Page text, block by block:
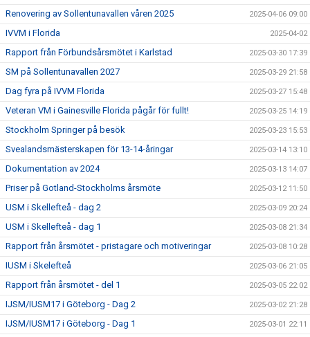
Renovering av Sollentunavallen våren 2025 2025-04-06 09:00
IVVM i Florida 2025-04-02
Rapport från Förbundsårsmötet i Karlstad 2025-03-30 17:39
SM på Sollentunavallen 2027 2025-03-29 21:58
Dag fyra på IVVM Florida 2025-03-27 15:48
Veteran VM i Gainesville Florida pågår för fullt! 2025-03-25 14:19
Stockholm Springer på besök 2025-03-23 15:53
Svealandsmästerskapen för 13-14-åringar 2025-03-14 13:10
Dokumentation av 2024 2025-03-13 14:07
Priser på Gotland-Stockholms årsmöte 2025-03-12 11:50
USM i Skellefteå - dag 2 2025-03-09 20:24
USM i Skellefteå - dag 1 2025-03-08 21:34
Rapport från årsmötet - pristagare och motiveringar 2025-03-08 10:28
IUSM i Skelefteå 2025-03-06 21:05
Rapport från årsmötet - del 1 2025-03-05 22:02
IJSM/IUSM17 i Göteborg - Dag 2 2025-03-02 21:28
IJSM/IUSM17 i Göteborg - Dag 1 2025-03-01 22:11